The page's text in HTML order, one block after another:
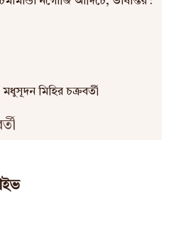
মিহির চক্রবর্তী